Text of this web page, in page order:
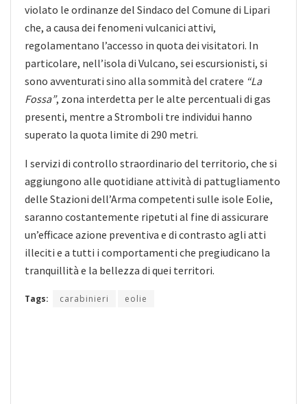
violato le ordinanze del Sindaco del Comune di Lipari
che, a causa dei fenomeni vulcanici attivi,
regolamentano l’accesso in quota dei visitatori. In
particolare, nell’isola di Vulcano, sei escursionisti, si
sono avventurati sino alla sommità del cratere “La
Fossa”, zona interdetta per le alte percentuali di gas
presenti, mentre a Stromboli tre individui hanno
superato la quota limite di 290 metri.
I servizi di controllo straordinario del territorio, che si
aggiungono alle quotidiane attività di pattugliamento
delle Stazioni dell’Arma competenti sulle isole Eolie,
saranno costantemente ripetuti al fine di assicurare
un’efficace azione preventiva e di contrasto agli atti
illeciti e a tutti i comportamenti che pregiudicano la
tranquillità e la bellezza di quei territori.
Tags: carabinieri eolie